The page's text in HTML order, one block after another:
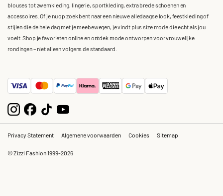
blouses tot zwemkleding, lingerie, sportkleding, extra brede schoenen en
accessoires. Of je nu op zoek bent naar een nieuwe alledaagse look, feestkleding of
stijlen die de hele dag met je meebewegen, je vindt plus size mode die echt als jou
voelt. Shop je favorieten online en ontdek mode ontworpen voor vrouwelijke
rondingen – niet alleen volgens de standaard.
Privacy Statement Algemene voorwaarden Cookies Sitemap
© Zizzi Fashion 1999-2026